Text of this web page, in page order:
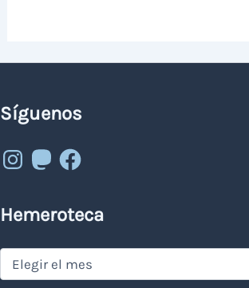
Síguenos
Instagram
MastodonFacebook
Hemeroteca
Hemeroteca